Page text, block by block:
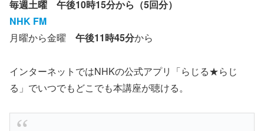
毎週土曜 午後10時15分から（5回分）
NHK FM
月曜から金曜 午後11時45分から
インターネットではNHKの公式アプリ「らじる★らじ
る」でいつでもどこでも本講座が聴ける。